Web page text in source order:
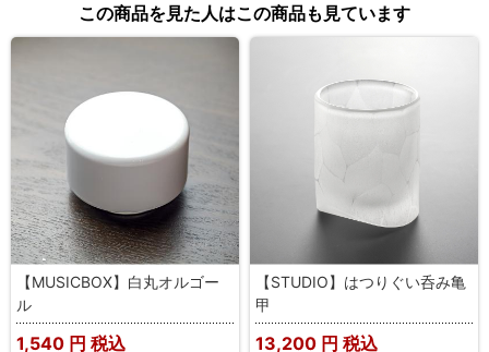
この商品を見た人はこの商品も見ています
【MUSICBOX】白丸オルゴー
ル
1,540 円 税込
【STUDIO】はつりぐい呑み亀
甲
13,200 円 税込